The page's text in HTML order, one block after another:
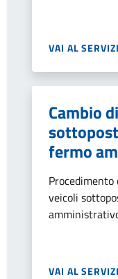
VAI AL
Cambio
fermo
veicoli
VAI AL